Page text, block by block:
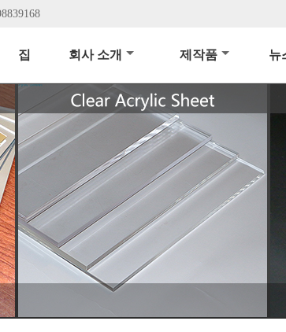
집 회사 소개 제작품 뉴